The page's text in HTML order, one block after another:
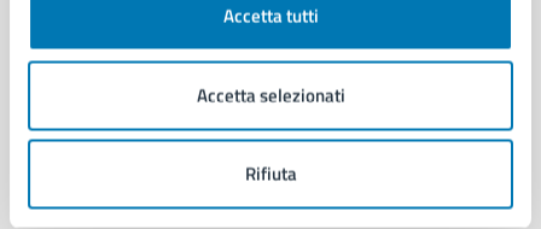
Accetta tutti
Accetta selezionati
Rifiuta
Giustizia e sicurezza pubblica
Salute, benessere e assistenza
Servizi Cimiteriali